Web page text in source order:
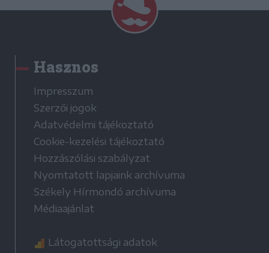
Hasznos
Impresszum
Szerzői jogok
Adatvédelmi tájékoztató
Cookie-kezelési tájékoztató
Hozzászólási szabályzat
Nyomtatott lapjaink archívuma
Székely Hírmondó archívuma
Médiaajánlat
Látogatottsági adatok